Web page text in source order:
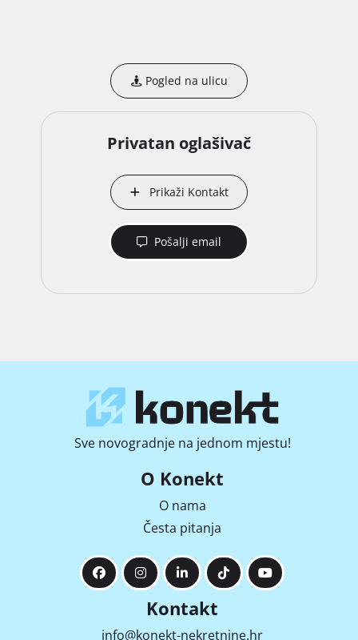
Pogled na ulicu
Privatan oglašivač
Prikaži Kontakt
Pošalji email
Sve novogradnje na jednom mjestu!
O Konekt
O nama
Česta pitanja
Kontakt
info@konekt-nekretnine.hr